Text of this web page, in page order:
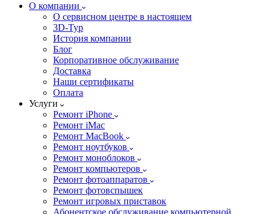
О компании
О сервисном центре в настоящем
3D-Тур
История компании
Блог
Корпоративное обслуживание
Доставка
Наши сертификаты
Оплата
Услуги
Ремонт iPhone
Ремонт iMac
Ремонт MacBook
Ремонт ноутбуков
Ремонт моноблоков
Ремонт компьютеров
Ремонт фотоаппаратов
Ремонт фотовспышек
Ремонт игровых приставок
Абонентское обслуживание компьютерной